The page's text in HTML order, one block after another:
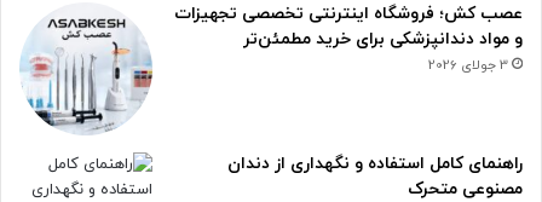
عصب کش؛ فروشگاه اینترنتی تخصصی تجهیزات
و مواد دندانپزشکی برای خرید مطمئن‌تر
3 جولای 2026
راهنمای کامل استفاده و نگهداری از دندان
مصنوعی متحرک